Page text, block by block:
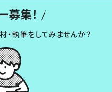
募集！
・執筆をしてみませんか？